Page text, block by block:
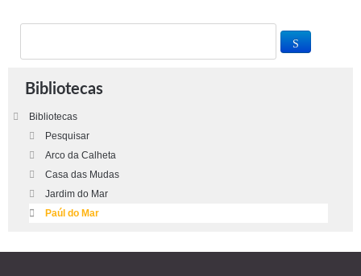
Bibliotecas
Bibliotecas
Pesquisar
Arco da Calheta
Casa das Mudas
Jardim do Mar
Paúl do Mar